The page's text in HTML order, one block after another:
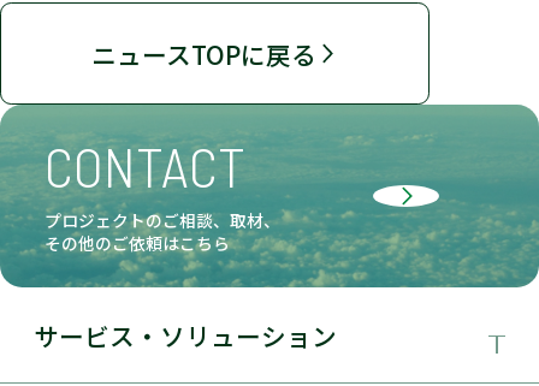
ニュースTOPに戻る
CONTACT
プロジェクトのご相談、取材、
その他のご依頼はこちら
サービス・ソリューション